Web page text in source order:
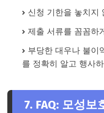
신청 기한을 놓치지
제출 서류를 꼼꼼하
부당한 대우나 불이
를 정확히 알고 행사
7. FAQ: 모성